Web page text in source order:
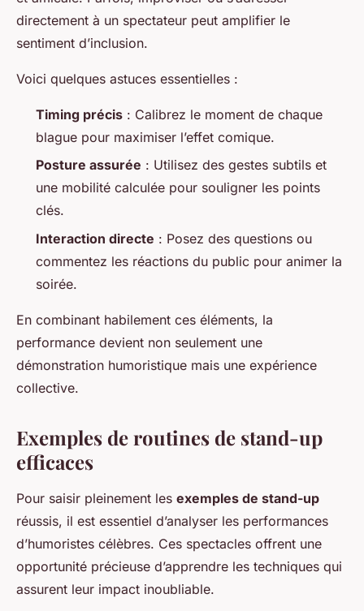
directement à un spectateur peut amplifier le
sentiment d’inclusion.
Voici quelques astuces essentielles :
Timing précis : Calibrez le moment de chaque
blague pour maximiser l’effet comique.
Posture assurée : Utilisez des gestes subtils et
une mobilité calculée pour souligner les points
clés.
Interaction directe : Posez des questions ou
commentez les réactions du public pour animer la
soirée.
En combinant habilement ces éléments, la
performance devient non seulement une
démonstration humoristique mais une expérience
collective.
Exemples de routines de stand-up
efficaces
Pour saisir pleinement les exemples de stand-up
réussis, il est essentiel d’analyser les performances
d’humoristes célèbres. Ces spectacles offrent une
opportunité précieuse d’apprendre les techniques qui
assurent leur impact inoubliable.